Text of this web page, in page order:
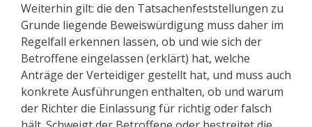
Weiterhin gilt: die den Tatsachenfeststellungen zu
Grunde liegende Beweiswürdigung muss daher im
Regelfall erkennen lassen, ob und wie sich der
Betroffene eingelassen (erklärt) hat, welche
Anträge der Verteidiger gestellt hat, und muss auch
konkrete Ausführungen enthalten, ob und warum
der Richter die Einlassung für richtig oder falsch